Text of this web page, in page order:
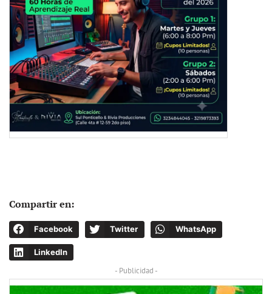
Compartir en:
Facebook Twitter WhatsApp
LinkedIn
- Publicidad -